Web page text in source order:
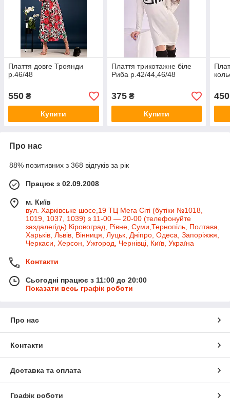
Плаття довге Троянди
р.46/48
550 ₴
Купити
Плаття трикотажне біле
Риба р.42/44,46/48
375₴
Купити
450
Про нас
88% позитивних з 368 відгуків за рік
Працює з 02.09.2008
м. Київ
вул. Харківське шосе,19 ТЦ Мега Сіті (бутіки №1018,
1019, 1037, 1039) з 11-00 — 20-00 (телефонуйте
заздалегідь) Кіровоград, Рівне, Суми,Тернопіль, Полтава,
Харьків, Львів, Вінниця, Луцьк, Дніпро, Одеса, Запоріжжя,
Черкаси, Херсон, Ужгород, Чернівці, Київ, Україна
Контакти
Сьогодні працює з 11:00 до 20:00
Показати весь графік роботи
Про нас
Контакти
Доставка та оплата
Графік роботи